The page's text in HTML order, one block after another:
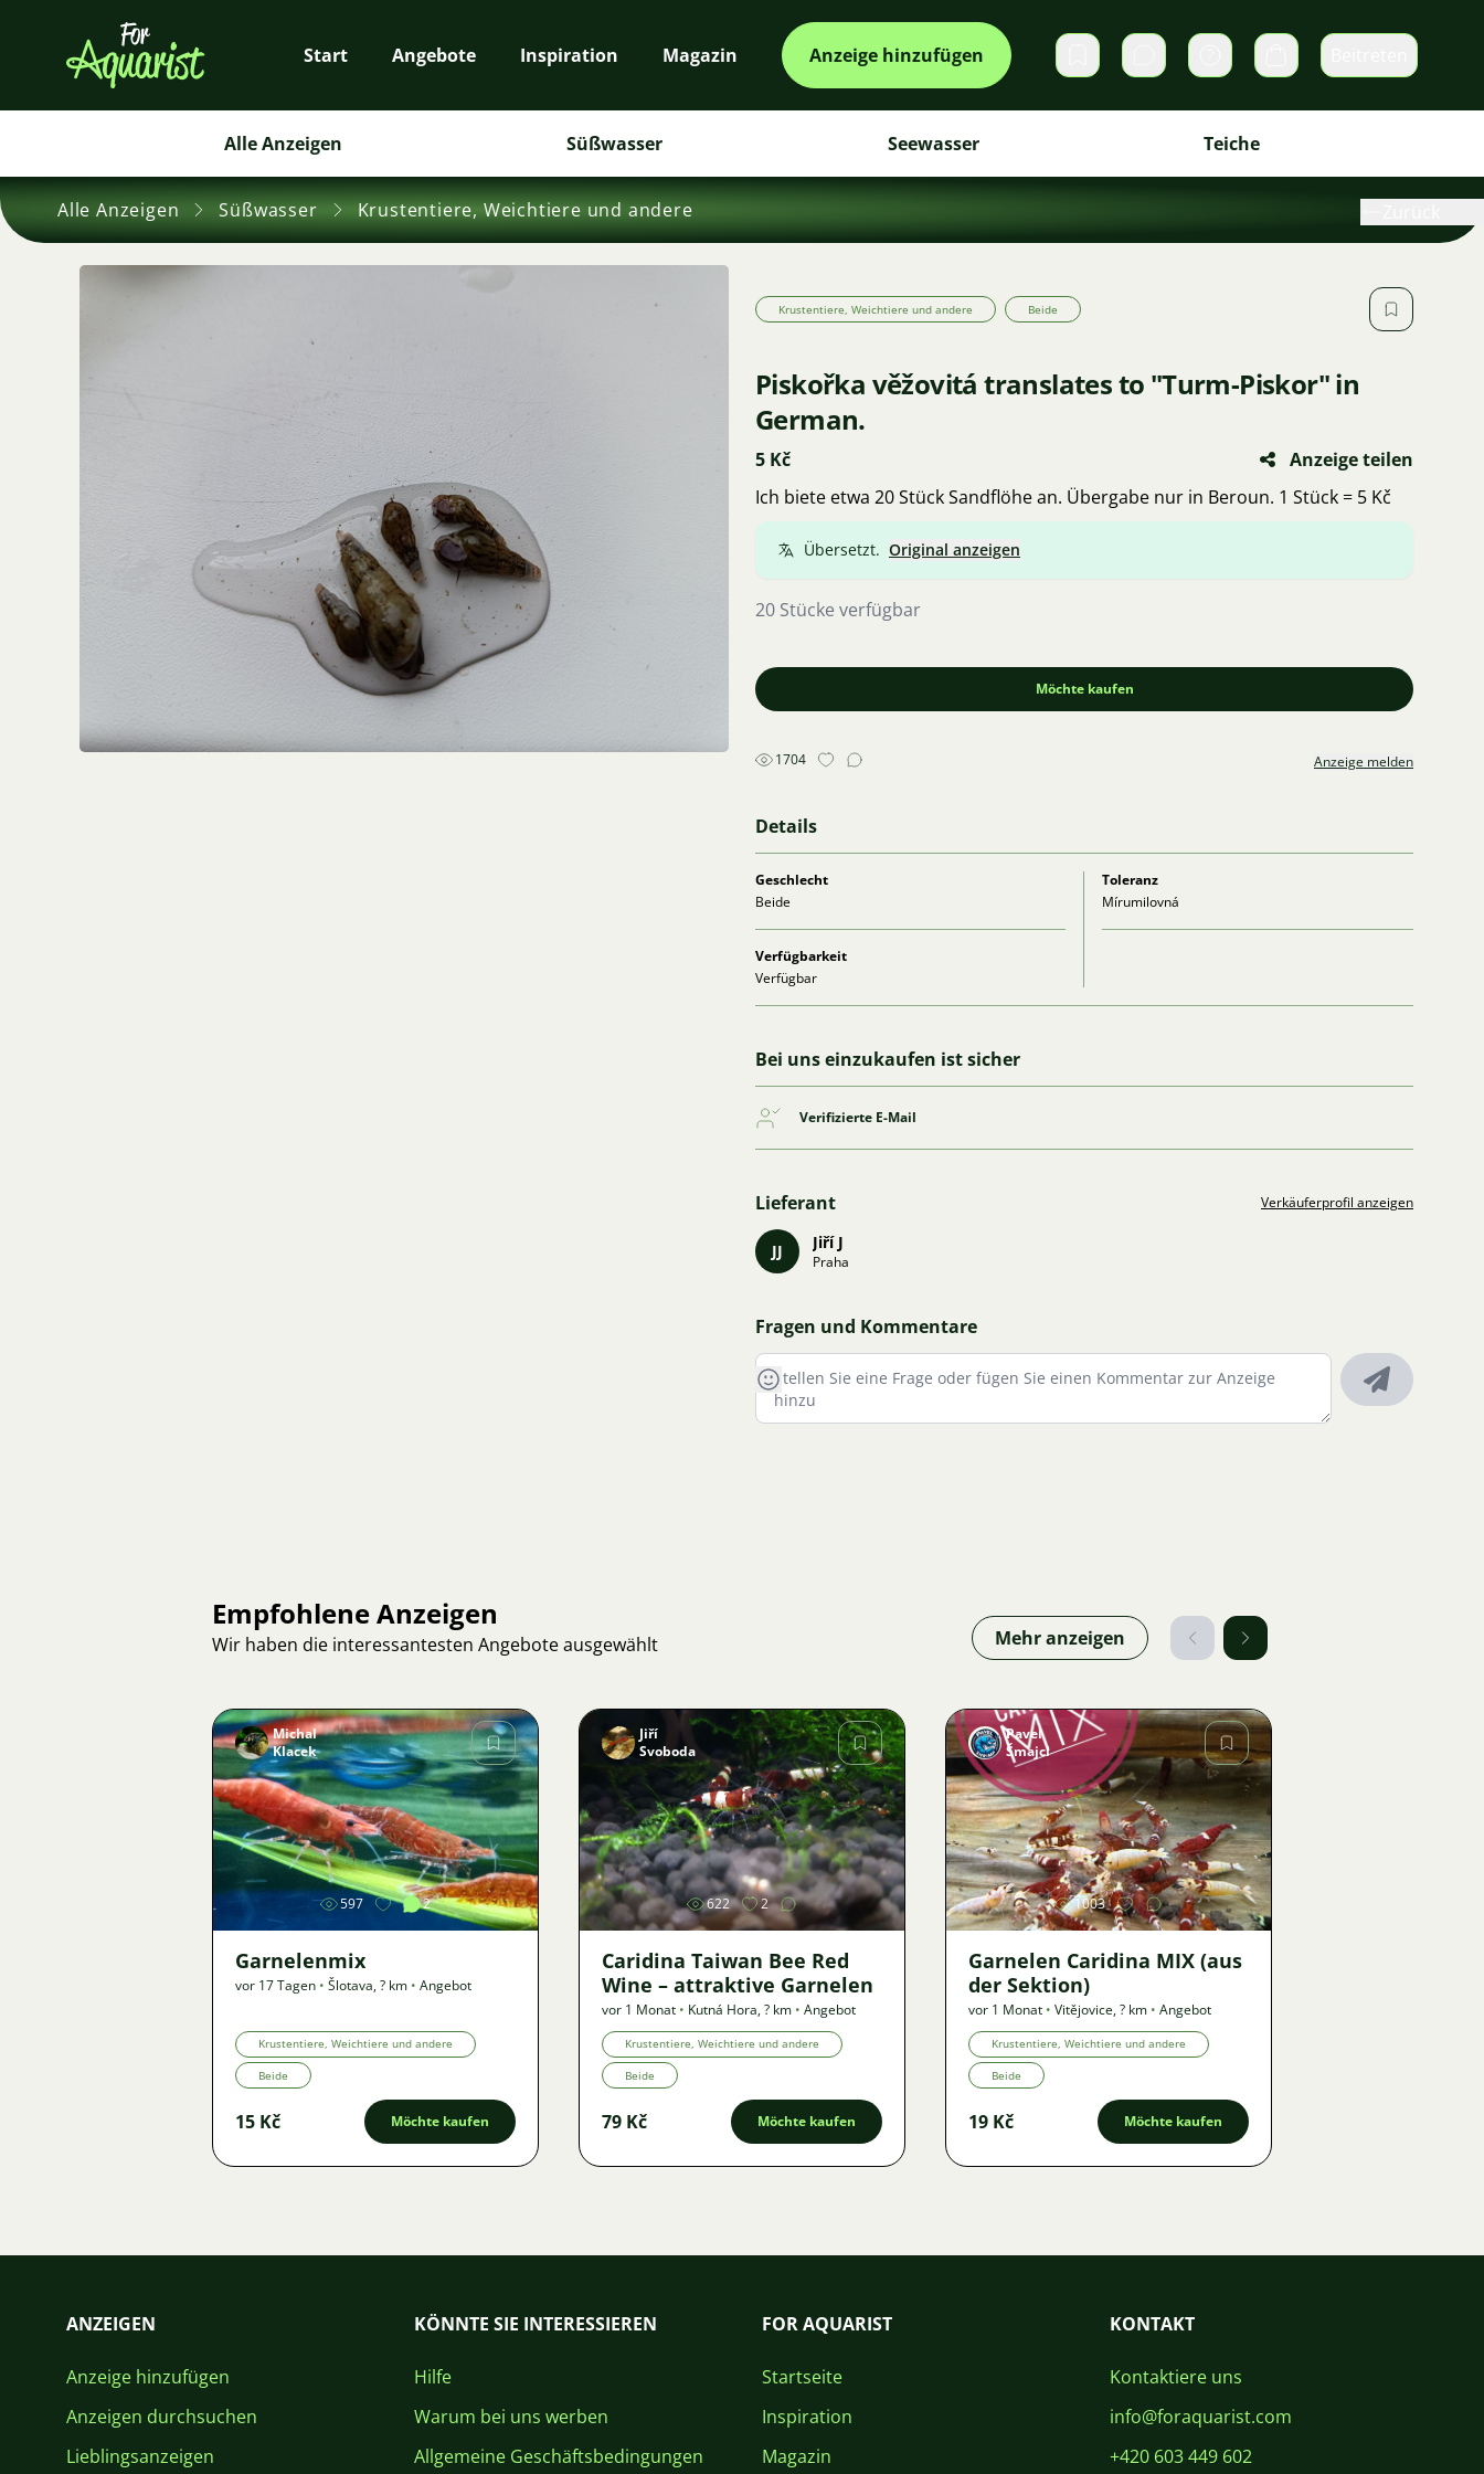
Start Angebote Inspiration Magazin Anzeige hinzufügen DirektnachrichtenWarenkorb
Alle Anzeigen Süßwasser Seewasser Teiche
Alle Anzeigen Süßwasser Krustentiere, Weichtiere und andere
Krustentiere, Weichtiere und andere Beide
Piskořka věžovitá translates to "Turm-Piskor" in
German.
5 Kč
Anzeige teilen
Ich biete etwa 20 Stück Sandflöhe an. Übergabe nur in Beroun. 1 Stück = 5 Kč
Übersetzt. Original anzeigen
20 Stücke verfügbar
Möchte kaufen
1704 Anzeige melden
Details
Geschlecht
Beide
Toleranz
Mírumilovná
Verfügbarkeit
Verfügbar
Bei uns einzukaufen ist sicher
Verifizierte E-Mail
Lieferant Verkäuferprofil anzeigen
JJ Jiří J
Praha
Fragen und Kommentare
Empfohlene Anzeigen
Wir haben die interessantesten Angebote ausgewählt Mehr anzeigen
Bild
Michal
Klacek
597 2
Garnelenmix
vor 17 Tagen • Šlotava,? km • Angebot
Krustentiere, Weichtiere und andere
Beide
15 Kč Möchte kaufen
Bild
Jiří
Svoboda
622 2
Caridina Taiwan Bee Red
Wine – attraktive Garnelen
vor 1 Monat • Kutná Hora,? km • Angebot
Krustentiere, Weichtiere und andere
Beide
79 Kč Möchte kaufen
Bild
Pavel
Šmajcl
1003
Garnelen Caridina MIX (aus
der Sektion)
vor 1 Monat • Vitějovice,? km • Angebot
Krustentiere, Weichtiere und andere
Beide
19 Kč Möchte kaufen
ANZEIGEN
Anzeige hinzufügen
Anzeigen durchsuchen
Lieblingsanzeigen
KÖNNTE SIE INTERESSIEREN
Hilfe
Warum bei uns werben
Allgemeine Geschäftsbedingungen
FOR AQUARIST
Startseite
Inspiration
Magazin
KONTAKT
Kontaktiere uns
info@foraquarist.com
+420 603 449 602